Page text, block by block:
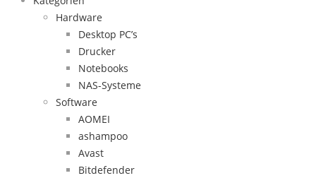
Hardware
Desktop PC’s
Drucker
Notebooks
NAS-Systeme
Software
AOMEI
ashampoo
Avast
Bitdefender